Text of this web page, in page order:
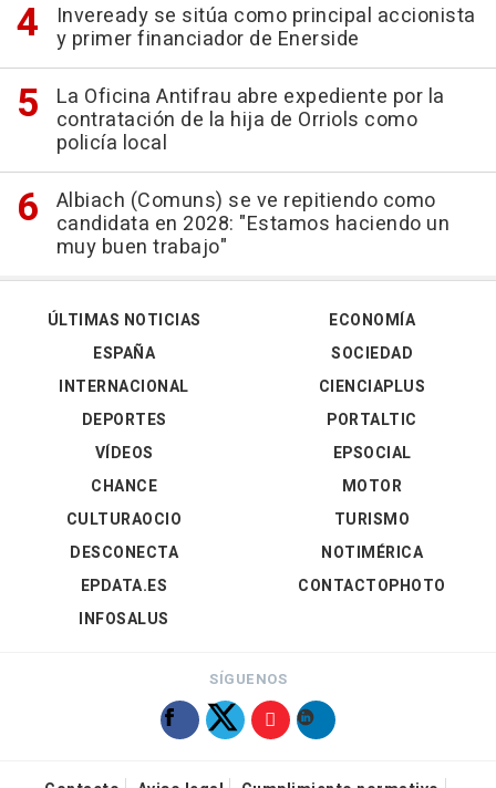
Inveready se sitúa como principal accionista
y primer financiador de Enerside
La Oficina Antifrau abre expediente por la
contratación de la hija de Orriols como
policía local
Albiach (Comuns) se ve repitiendo como
candidata en 2028: "Estamos haciendo un
muy buen trabajo"
ÚLTIMAS NOTICIAS
ESPAÑA
INTERNACIONAL
DEPORTES
VÍDEOS
ECONOMÍA
SOCIEDAD
CIENCIAPLUS
PORTALTIC
EPSOCIAL
CHANCE
CULTURAOCIO
DESCONECTA
EPDATA.ES
INFOSALUS
MOTOR
TURISMO
NOTIMÉRICA
CONTACTOPHOTO
SÍGUENOS